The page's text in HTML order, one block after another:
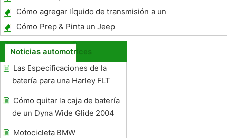
freno de rueda en un Dodge Stratus 1999
Cómo agregar líquido de transmisión a un
Altima 2002
Cómo Prep & Pinta un Jeep
Noticias automotrices
Las Especificaciones de la
batería para una Harley FLT
Cómo quitar la caja de batería
de un Dyna Wide Glide 2004
Motocicleta BMW